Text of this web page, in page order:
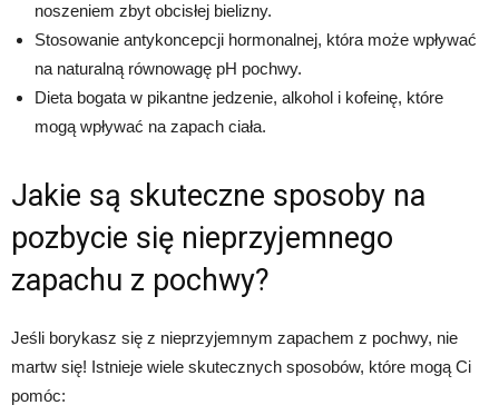
noszeniem zbyt obcisłej bielizny.
Stosowanie antykoncepcji hormonalnej, która może wpływać
na naturalną równowagę pH pochwy.
Dieta bogata w pikantne jedzenie, alkohol i kofeinę, które
mogą wpływać na zapach ciała.
Jakie są skuteczne sposoby na
pozbycie się nieprzyjemnego
zapachu z pochwy?
Jeśli borykasz się z nieprzyjemnym zapachem z pochwy, nie
martw się! Istnieje wiele skutecznych sposobów, które mogą Ci
pomóc: